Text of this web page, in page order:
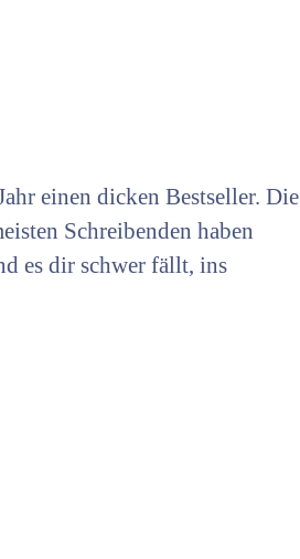
einen dicken Bestseller. Die
Schreibenden haben
es dir schwer fällt, ins